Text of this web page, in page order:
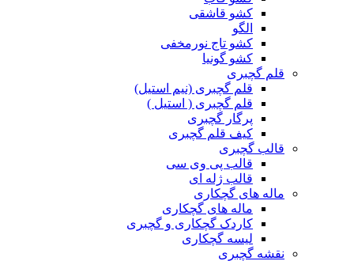
کشو قاشقی
الگو
کشو تاج نورمخفی
کشو گونیا
قلم گچبری
قلم گچبری (نیم استیل)
قلم گچبری ( استیل )
پرگار گچبری
کیف قلم گچبری
قالب گچبری
قالب پی وی سی
قالب ژله ای
ماله های گچکاری
ماله های گچکاری
کاردک گچکاری و گچبری
لیسه گچکاری
نقشه گچبری